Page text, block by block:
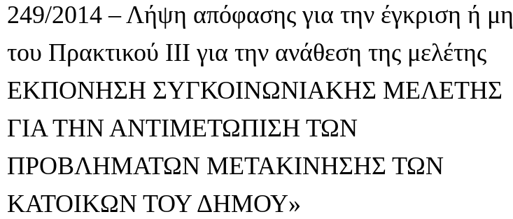
249/2014 – Λήψη απόφασης για την έγκριση ή μη
του Πρακτικού ΙΙΙ για την ανάθεση της μελέτης
ΕΚΠΟΝΗΣΗ ΣΥΓΚΟΙΝΩΝΙΑΚΗΣ ΜΕΛΕΤΗΣ
ΓΙΑ ΤΗΝ ΑΝΤΙΜΕΤΩΠΙΣΗ ΤΩΝ
ΠΡΟΒΛΗΜΑΤΩΝ ΜΕΤΑΚΙΝΗΣΗΣ ΤΩΝ
ΚΑΤΟΙΚΩΝ ΤΟΥ ΔΗΜΟΥ»